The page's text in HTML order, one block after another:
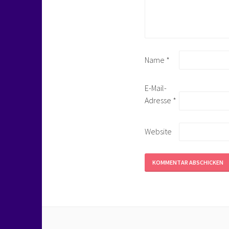
Name *
E-Mail-
Adresse *
Website